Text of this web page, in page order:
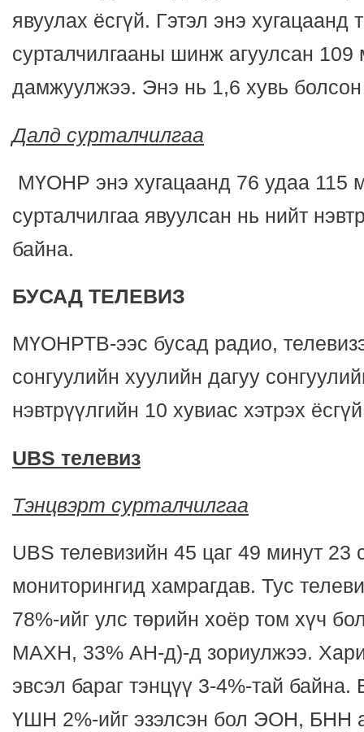
явуулах ёсгүй. Гэтэл энэ хугацаанд
сурталчилгааны шинж агуулсан 109
дамжуулжээ. Энэ нь 1,6 хувь
Далд сурталчилгаа
МҮОНР энэ хугацаанд 76 удаа 115
сурталчилгаа явуулсан нь нийт
байна.
БУСАД ТЕЛЕВИЗ
МҮОНРТВ-ээс бусад радио,
сонгуулийн хуулийн дагуу
нэвтрүүлгийн 10 хувиас хэтрэх
UBS телевиз
Тэнцвэрт сурталчилгаа
UBS телевизийн 45 цаг 49 минут 23
мониторингид хамрагдав. Тус
78%-ийг улс төрийн хоёр том хүч
МАХН, 33% АН-д)-д зориулжээ.
эвсэл бараг тэнцүү 3-4%-тай
ҮШН 2%-ийг эзэлсэн бол ЭОН, БНН